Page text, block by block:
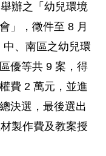
辦之「幼兒環境
」，徵件至 8 月
、南區之幼兒環
優等共 9 案，得
費 2 萬元，並進
決選，最後選出
製作費及教案授